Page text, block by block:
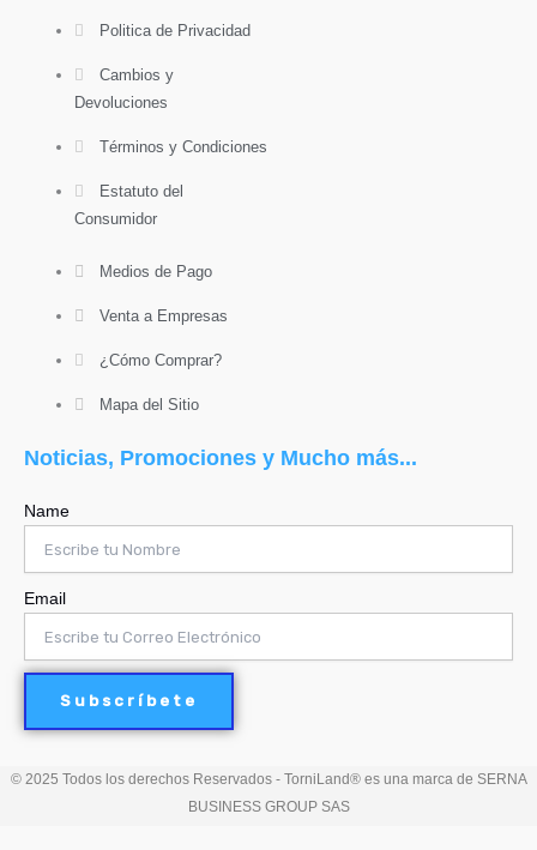
Politica de Privacidad
Cambios y
Devoluciones
Términos y Condiciones
Estatuto del
Consumidor
Medios de Pago
Venta a Empresas
¿Cómo Comprar?
Mapa del Sitio
Noticias, Promociones y Mucho más...
Name
Email
Subscríbete
© 2025 Todos los derechos Reservados - TorniLand® es una marca de SERNA
BUSINESS GROUP SAS